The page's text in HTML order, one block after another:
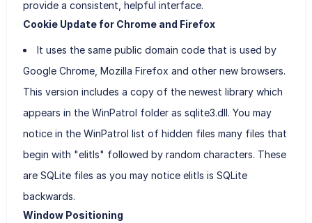
provide a consistent, helpful interface.
Cookie Update for Chrome and Firefox
It uses the same public domain code that is used by
Google Chrome, Mozilla Firefox and other new browsers.
This version includes a copy of the newest library which
appears in the WinPatrol folder as sqlite3.dll. You may
notice in the WinPatrol list of hidden files many files that
begin with "elitls" followed by random characters. These
are SQLite files as you may notice elitls is SQLite
backwards.
Window Positioning